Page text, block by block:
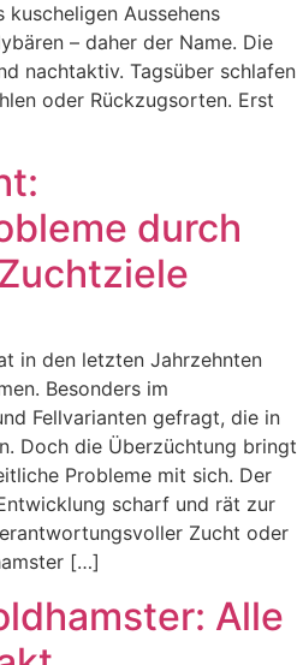
Aussehens
– daher der Name. Die
nachtaktiv. Tagsüber schlafen
oder Rückzugsorten. Erst
durch
in den letzten Jahrzehnten
Besonders im
Fellvarianten gefragt, die in
Doch die Überzüchtung bringt
Probleme mit sich. Der
scharf und rät zur
Zucht oder
[…]
Alle